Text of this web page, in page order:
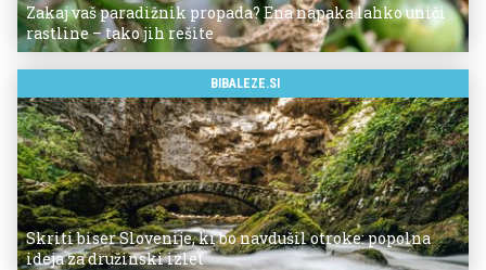
Zakaj vaš paradižnik propada? Ena napaka lahko uniči
rastline – tako jih rešite
BIBALEZE.SI
Skriti biser Slovenije, ki bo navdušil otroke: popolna
ideja za družinski izlet